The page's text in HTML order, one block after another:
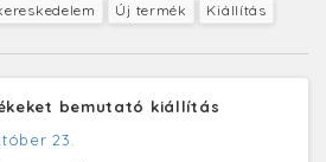
Új termék Kiállítás
bemutató kiállítás
23.